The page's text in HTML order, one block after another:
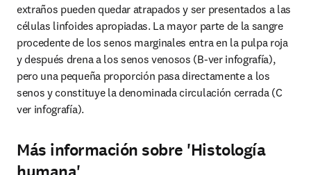
extraños pueden quedar atrapados y ser presentados a las
células linfoides apropiadas. La mayor parte de la sangre
procedente de los senos marginales entra en la pulpa roja
y después drena a los senos venosos (B-ver infografía),
pero una pequeña proporción pasa directamente a los
senos y constituye la denominada circulación cerrada (C
ver infografía).
Más información sobre 'Histología